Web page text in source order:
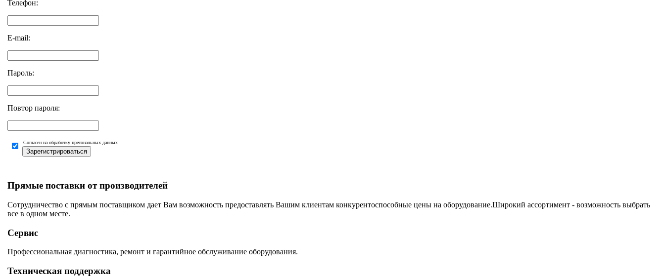
Телефон:
E-mail:
Пароль:
Повтор пароля:
Согласен на обработку пресональных данных
Зарегистрироваться
Прямые поставки от производителей
Сотрудничество с прямым поставщиком дает Вам возможность предоставлять Вашим клиентам конкурентоспособные цены на оборудование.Широкий ассортимент - возможность выбрать
все в одном месте.
Сервис
Профессиональная диагностика, ремонт и гарантийное обслуживание оборудования.
Техническая поддержка